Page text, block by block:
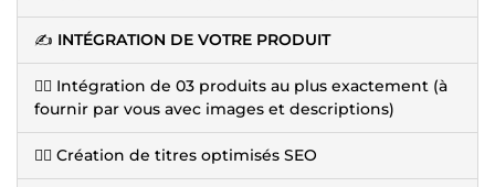
✍️ INTÉGRATION DE VOTRE PRODUIT
👉🏽 Intégration de 03 produits au plus exactement (à
fournir par vous avec images et descriptions)
👉🏽 Création de titres optimisés SEO